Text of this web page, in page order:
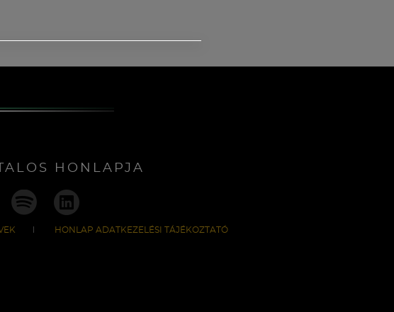
HONLAPJA
HONLAP ADATKEZELÉSI TÁJÉKOZTATÓ